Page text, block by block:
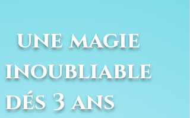
une magie
inoubliable
dés 3 ans